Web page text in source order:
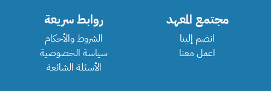
مجتمع المعهد
انضم إلينا
اعمل معنا
روابط سريعة
الشروط والأحكام
سياسة الخصوصية
الأسئلة الشائعة